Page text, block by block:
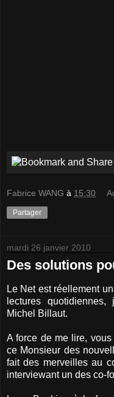
Fabrice WANG à 15:30
Partager
mardi 26 janvier 2010
Des solutions
Le Net est réellement
lectures
Michel Billaut.
A force de me lire,
ce Monsieur des
fait des merveilles au
interviewant un des co-